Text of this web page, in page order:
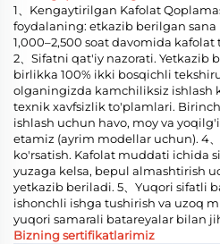
1、Kengaytirilgan Kafolat
foydalaning: etkazib berilgan sana
1,000–2,500 soat davomida
2、Sifatni qat'iy nazorati. Yetkazib
birlikka 100% ikki bosqichli
olganingizda kamchiliksiz ishlash
texnik xavfsizlik to'plamlari.
ishlash uchun havo, moy va
etamiz (ayrim modellar uchun). 4
ko'rsatish. Kafolat muddati ichida
yuzaga kelsa, bepul almashtirish
yetkazib beriladi. 5、Yuqori sifatli
ishonchli ishga tushirish va uzoq
yuqori samarali batareyalar bilan
Bizning sertifikatlarimiz